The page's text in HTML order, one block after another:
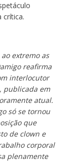
crítica.
extremo as
reafirma
interlocutor
publicada em
atual.
só se tornou
que
de clown e
corporal
plenamente